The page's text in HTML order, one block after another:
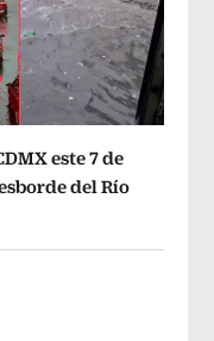
este 7 de
del Río